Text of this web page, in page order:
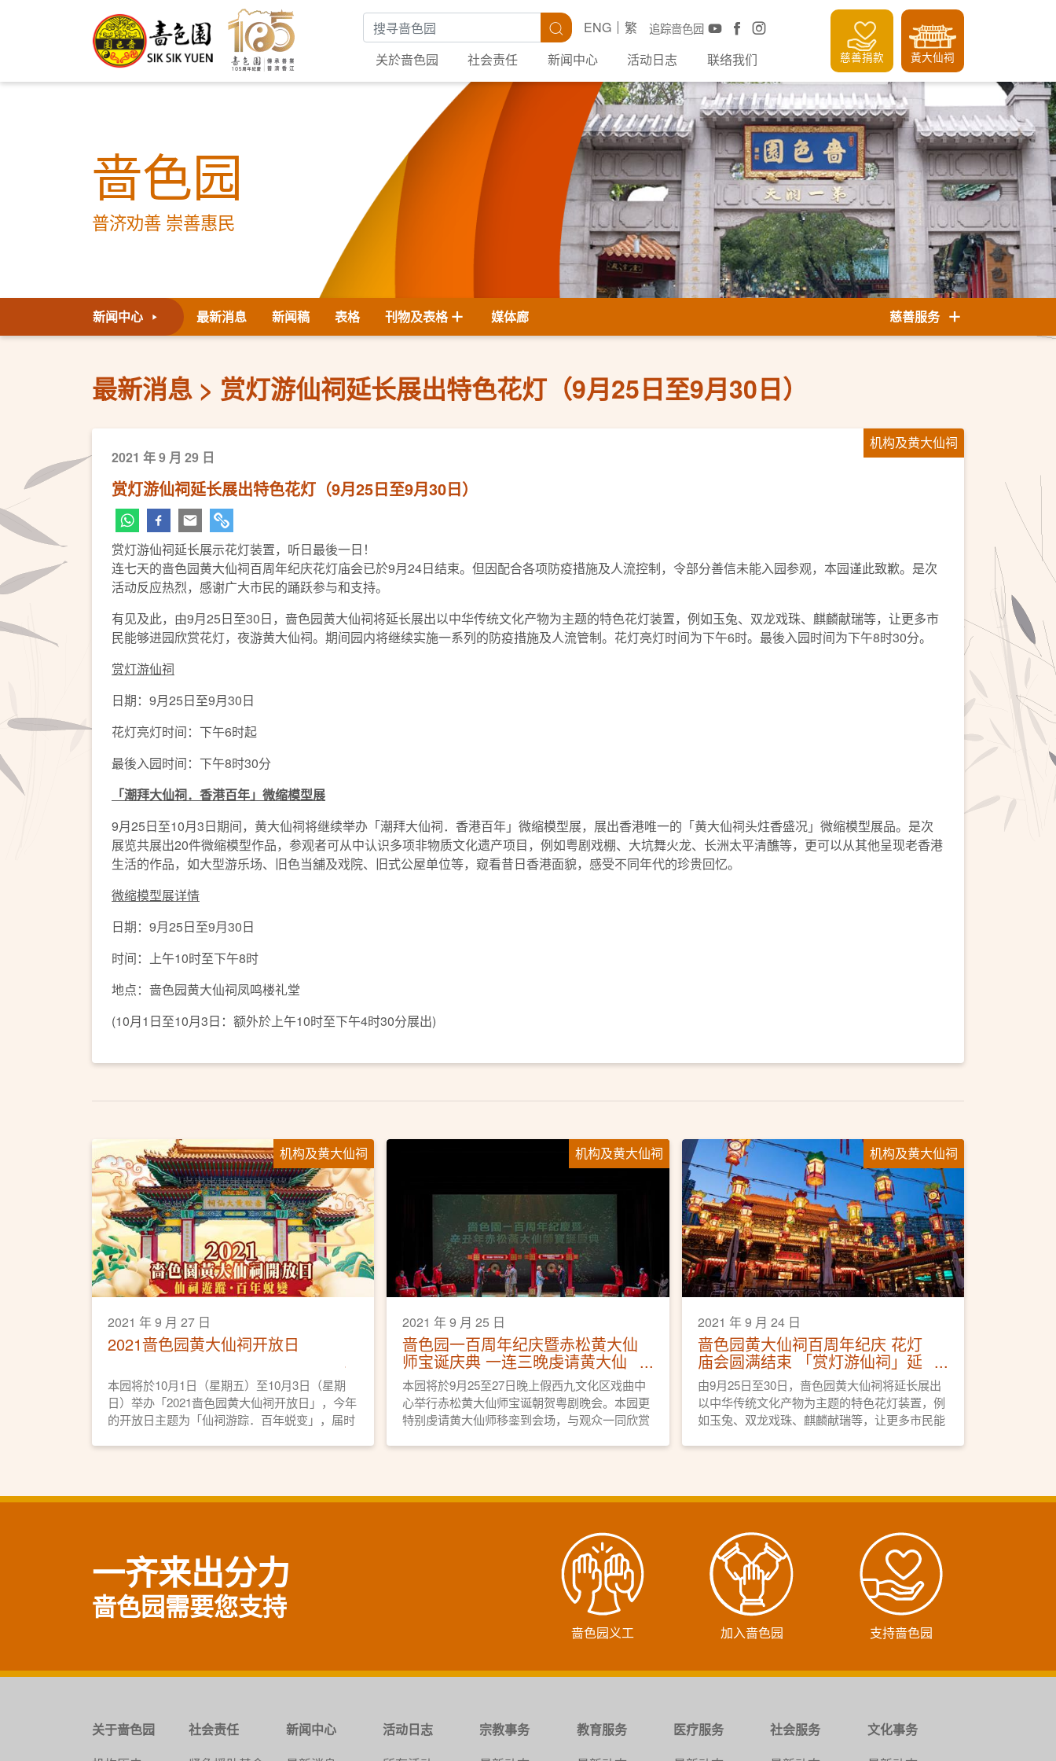
搜寻关键字 搜寻 追踪啬色园
ENG
繁
关於啬色园
社会责任 新闻中心 活动日志 联络我们 慈善捐款 黃大仙祠
啬色园
普济劝善 崇善惠民
新闻中心 最新消息 新闻稿 表格 刊物及表格 媒体廊 慈善服务
最新消息 赏灯游仙祠延长展出特色花灯（9月25日至9月30日）
机构及黄大仙祠
2021 年 9 月 29 日
赏灯游仙祠延长展出特色花灯（9月25日至9月30日）
赏灯游仙祠延长展示花灯装置，听日最後一日！
连七天的啬色园黄大仙祠百周年纪庆花灯庙会已於9月24日结束。但因配合各项防疫措施及人流控制，令部分善信未能入园参观，本园谨此致歉。是次
活动反应热烈，感谢广大市民的踊跃参与和支持。
有见及此，由9月25日至30日，啬色园黄大仙祠将延长展出以中华传统文化产物为主题的特色花灯装置，例如玉兔、双龙戏珠、麒麟献瑞等，让更多市
民能够进园欣赏花灯，夜游黄大仙祠。期间园内将继续实施一系列的防疫措施及人流管制。花灯亮灯时间为下午6时。最後入园时间为下午8时30分。
赏灯游仙祠
日期：9月25日至9月30日
花灯亮灯时间：下午6时起
最後入园时间：下午8时30分
「潮拜大仙祠．香港百年」微缩模型展
9月25日至10月3日期间，黄大仙祠将继续举办「潮拜大仙祠．香港百年」微缩模型展，展出香港唯一的「黄大仙祠头炷香盛况」微缩模型展品。是次
展览共展出20件微缩模型作品，参观者可从中认识多项非物质文化遗产项目，例如粤剧戏棚、大坑舞火龙、长洲太平清醮等，更可以从其他呈现老香港
生活的作品，如大型游乐场、旧色当舖及戏院、旧式公屋单位等，窥看昔日香港面貌，感受不同年代的珍贵回忆。
微缩模型展详情
日期：9月25日至9月30日
时间：上午10时至下午8时
地点：啬色园黄大仙祠凤鸣楼礼堂
(10月1日至10月3日：额外於上午10时至下午4时30分展出)
机构及黄大仙祠
2021 年 9 月 27 日
2021啬色园黄大仙祠开放日
本园将於10月1日（星期五）至10月3日（星期
日）举办「2021啬色园黄大仙祠开放日」，今年
的开放日主题为「仙祠游踪．百年蜕变」，届时
机构及黄大仙祠
2021 年 9 月 25 日
啬色园一百周年纪庆暨赤松黄大仙
师宝诞庆典 一连三晚虔请黄大仙
师与众共赏神功戏
本园将於9月25至27日晚上假西九文化区戏曲中
心举行赤松黄大仙师宝诞朝贺粤剧晚会。本园更
特别虔请黄大仙师移銮到会场，与观众一同欣赏
机构及黄大仙祠
2021 年 9 月 24 日
啬色园黄大仙祠百周年纪庆 花灯
庙会圆满结束 「赏灯游仙祠」延
长展出特色花灯
由9月25日至30日，啬色园黄大仙祠将延长展出
以中华传统文化产物为主题的特色花灯装置，例
如玉兔、双龙戏珠、麒麟献瑞等，让更多市民能
一齐来出分力
啬色园需要您支持
啬色园义工 加入啬色园 支持啬色园
关于啬色园
社会责任
新闻中心
活动日志
宗教事务
教育服务
医疗服务
社会服务
文化事务